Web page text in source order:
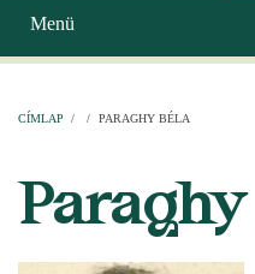
Main
navigation
Menü
CÍMLAP / / PARAGHY BÉLA